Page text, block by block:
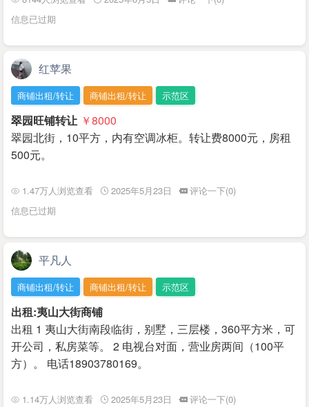
信息已过期
红苹果
商铺出租/转让 商铺出租/转让 示范区
翠园旺铺转让 ￥8000
翠园北街，10平方，内有空调冰柜。转让费8000元，房租
500元。
1.47万人浏览查看 2025年5月23日
评论一下(0)
信息已过期
平凡人
商铺出租/转让 商铺出租/转让 示范区
出租:夷山大街商铺
出租 1 夷山大街南段临街，别墅，三层楼，360平方米，可
开公司，私房菜等。 2 电视台对面，营业房两间（100平
方）。 电话18903780169。
1.14万人浏览查看 2025年5月23日
评论一下(0)